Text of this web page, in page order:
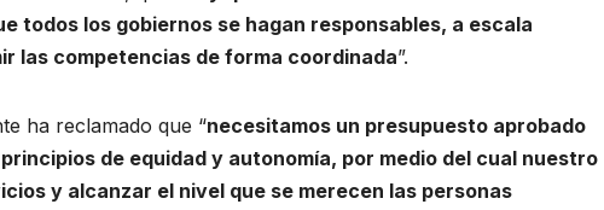
todos los gobiernos se hagan responsables, a escala
las competencias de forma coordinada”.
ha reclamado que “necesitamos un presupuesto aprobado
de equidad y autonomía, por medio del cual nuestro
y alcanzar el nivel que se merecen las personas